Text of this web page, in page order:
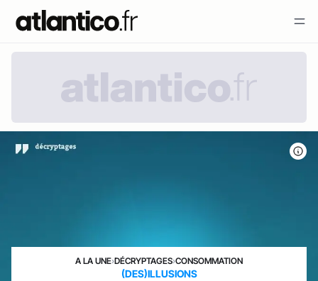
A LA UNE›DÉCRYPTAGES›CONSOMMATION
(DES)ILLUSIONS